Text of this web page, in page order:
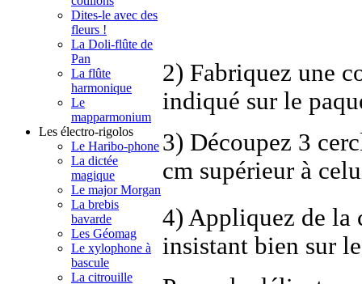
2) Fabriquez une
indiqué sur le
3) Découpez 3
cm supérieur à
4) Appliquez de la
insistant bien sur
Dites-le avec des
fleurs !
La Doli-flûte de
Pan
La flûte
harmonique
Le
mapparmonium
Les électro-rigolos
Le Haribo-phone
La dictée
magique
Le major Morgan
La brebis
bavarde
Les Géomag
Le xylophone à
bascule
La citrouille